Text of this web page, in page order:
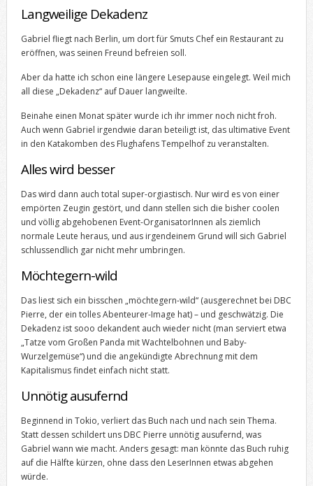
Langweilige Dekadenz
Gabriel fliegt nach Berlin, um dort für Smuts Chef ein Restaurant zu
eröffnen, was seinen Freund befreien soll.
Aber da hatte ich schon eine längere Lesepause eingelegt. Weil mich
all diese „Dekadenz“ auf Dauer langweilte.
Beinahe einen Monat später wurde ich ihr immer noch nicht froh.
Auch wenn Gabriel irgendwie daran beteiligt ist, das ultimative Event
in den Katakomben des Flughafens Tempelhof zu veranstalten.
Alles wird besser
Das wird dann auch total super-orgiastisch. Nur wird es von einer
empörten Zeugin gestört, und dann stellen sich die bisher coolen
und völlig abgehobenen Event-OrganisatorInnen als ziemlich
normale Leute heraus, und aus irgendeinem Grund will sich Gabriel
schlussendlich gar nicht mehr umbringen.
Möchtegern-wild
Das liest sich ein bisschen „möchtegern-wild“ (ausgerechnet bei DBC
Pierre, der ein tolles Abenteurer-Image hat) – und geschwätzig. Die
Dekadenz ist sooo dekandent auch wieder nicht (man serviert etwa
„Tatze vom Großen Panda mit Wachtelbohnen und Baby-
Wurzelgemüse“) und die angekündigte Abrechnung mit dem
Kapitalismus findet einfach nicht statt.
Unnötig ausufernd
Beginnend in Tokio, verliert das Buch nach und nach sein Thema.
Statt dessen schildert uns DBC Pierre unnötig ausufernd, was
Gabriel wann wie macht. Anders gesagt: man könnte das Buch ruhig
auf die Hälfte kürzen, ohne dass den LeserInnen etwas abgehen
würde.